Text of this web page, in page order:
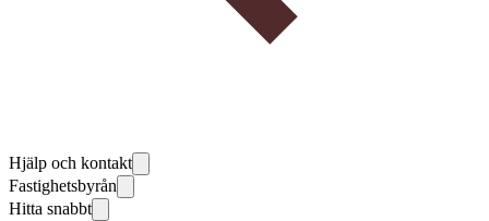
Hjälp och kontakt
Fastighetsbyrån
Hitta snabbt